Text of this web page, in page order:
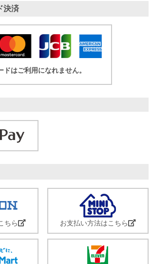
決済
ドはご利用になれません。
ちら お支払い方法はこちら